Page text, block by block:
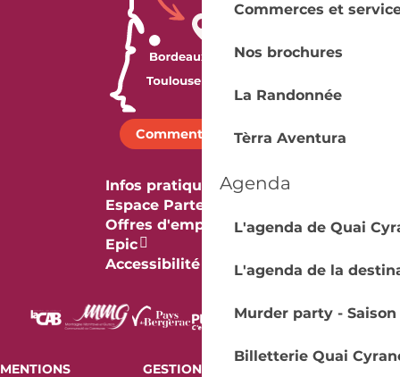
Commerces et
Nos brochures
La Randonnée
Tèrra Aventura
Agenda
L'agenda de Quai
L'agenda de la
Murder party - Saison
Billetterie Quai
Comment venir ?
Infos pratiques
Espace Partenaires
Offres d'emploi & stage
Epic
Accessibilité
MENTIONS GESTION DES COOKIES AUDIT